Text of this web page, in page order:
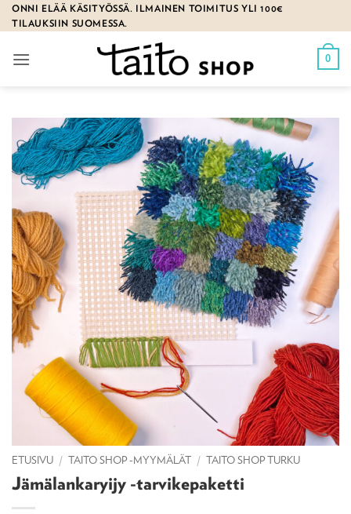
Skip
to
ONNI ELÄÄ KÄSITYÖSSÄ. ILMAINEN TOIMITUS YLI 100€
TILAUKSIIN SUOMESSA.
0
ETUSIVU / TAITO SHOP -MYYMÄLÄT / TAITO SHOP TURKU
Jämälankaryijy -tarvikepaketti